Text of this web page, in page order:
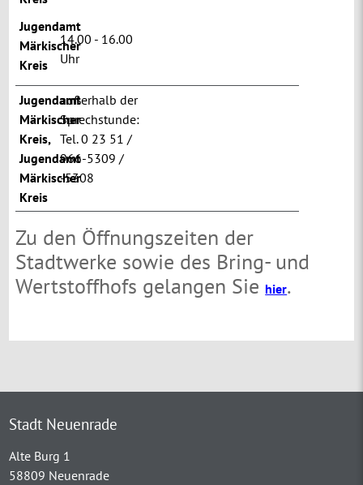
Jugendamt
Märkischer
Kreis
14.00 - 16.00
Uhr
Jugendamt
Märkischer
Kreis,
Jugendamt
Märkischer
Kreis
außerhalb der
Sprechstunde:
Tel. 0 23 51 /
966-5309 /
-5308
Zu den Öffnungszeiten der
Stadtwerke sowie des Bring- und
Wertstoffhofs gelangen Siehier.
Stadt Neuenrade
Alte Burg 1
58809 Neuenrade